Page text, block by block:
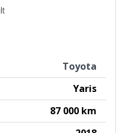
Toyota
Yaris
87 000 km